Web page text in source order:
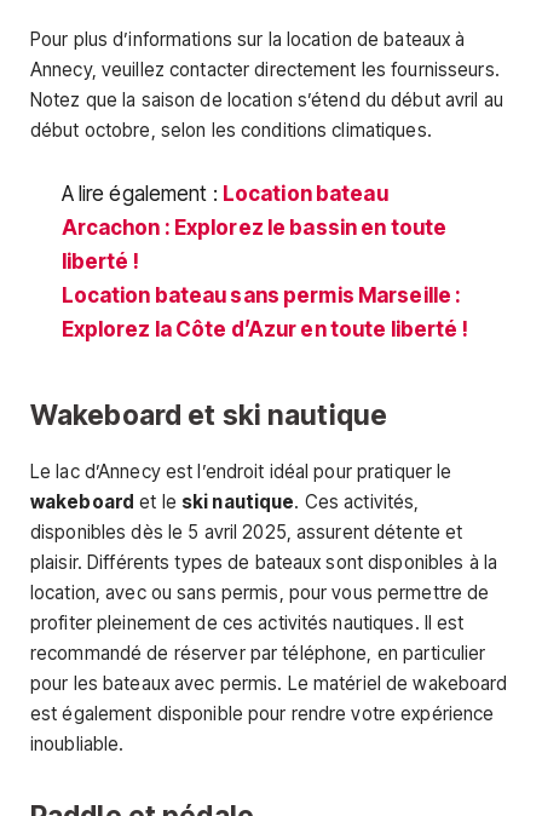
Pour plus d’informations sur la location de bateaux à
Annecy, veuillez contacter directement les fournisseurs.
Notez que la saison de location s’étend du début avril au
début octobre, selon les conditions climatiques.
A lire également : Location bateau
Arcachon : Explorez le bassin en toute
liberté !
Location bateau sans permis Marseille :
Explorez la Côte d’Azur en toute liberté !
Wakeboard et ski nautique
Le lac d’Annecy est l’endroit idéal pour pratiquer le
wakeboard et le ski nautique. Ces activités,
disponibles dès le 5 avril 2025, assurent détente et
plaisir. Différents types de bateaux sont disponibles à la
location, avec ou sans permis, pour vous permettre de
profiter pleinement de ces activités nautiques. Il est
recommandé de réserver par téléphone, en particulier
pour les bateaux avec permis. Le matériel de wakeboard
est également disponible pour rendre votre expérience
inoubliable.